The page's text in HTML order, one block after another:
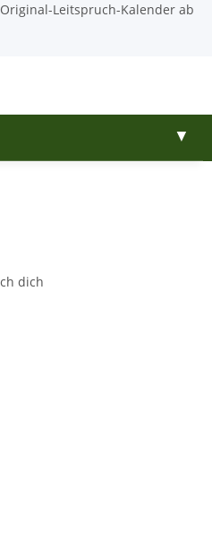
Original-Leitspruch-Kalender ab
▼